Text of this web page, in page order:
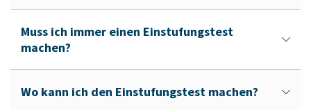
Muss ich immer einen Einstufungstest
machen?
Wo kann ich den Einstufungstest machen?